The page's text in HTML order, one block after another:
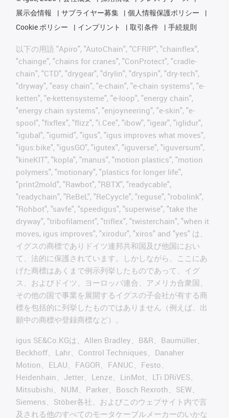
展示会情報
サプライヤー募集
個人情報保護ポリシー
Cookie ポリシー
インプリント 取引条件 手続規則
以下の用語 "Apiro", "AutoChain", "CFRIP", "chainflex",
"chainge", "chains for cranes", "ConProtect", "cradle-
chain", "CTD", "drygear", "drylin", "dryspin", "dry-tech",
"dryway", "easy chain", "e-chain", "e-chain systems", "e-
ketten", "e-kettensysteme", "e-loop", "energy chain",
"energy chain systems", "enjoyneering", "e-skin", "e-
spool", "fixflex", "flizz", "i.Cee", "ibow", "igear", "iglidur",
"igubal", "igumid", "igus", "igus improves what moves",
"igus:bike", "igusGO", "igutex", "iguverse", "iguversum",
"kineKIT", "kopla", "manus", "motion plastics", "motion
polymers", "motionary", "plastics for longer life",
"print2mold", "Rawbot", "RBTX", "readycable",
"readychain", "ReBeL", "ReCyycle", "reguse", "robolink",
"Rohbot", "savfe", "speedigus", "superwise", "take the
dryway", "tribofilament", "triflex", "twisterchain", "when it
moves, igus improves", "xirodur", "xiros" and "yes" は、
イグスの商標でありドイツ連邦共和国及び他国におい
て、法的に保護されています。しかしながら、ここにあ
げた商標はあくまで例示列挙したものであって、イグ
ス、およびドイツ、ヨーロッパ連合、アメリカ合衆国、
その他の国で事業を展開するイグスの子会社が有する商
標を包括的に列挙したものではありません（例えば、出
願中の商標や登録商標など）。
igus SE&Co.KGは、Allen Bradley、B&R、Baumüller、
Beckhoff、Lahr、Control Techniques、Danaher
Motion、ELAU、FAGOR、FANUC、Festo、
Heidenhain、Jetter、Lenze、LinMot、LTi DRiVES、
Mitsubishi、NUM、Parker、Bosch Rexroth、SEW、
Siemens、Stöber各社、およびこのウェブサイト内で言
及される他のすべてのモータケーブルメーカーのいかな